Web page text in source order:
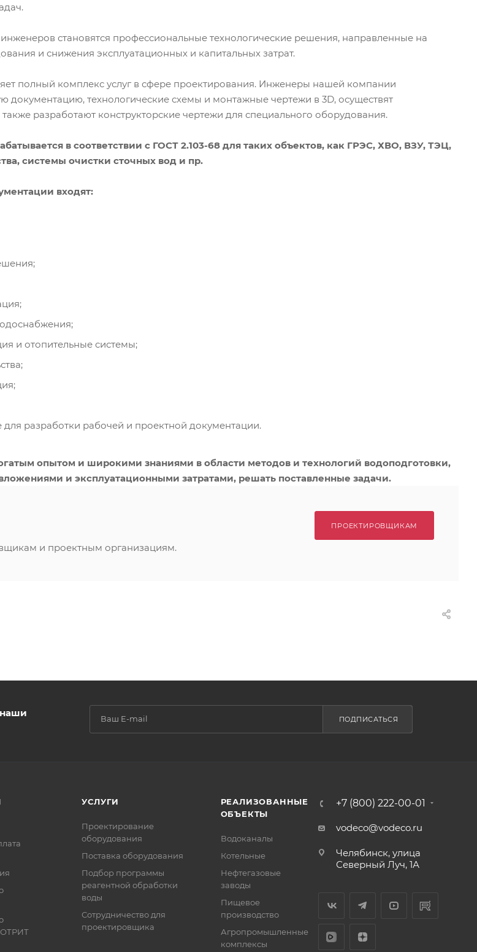
становятся профессиональные технологические решения, направленные на
и снижения эксплуатационных и капитальных затрат.
полный комплекс услуг в сфере проектирования. Инженеры нашей компании
документацию, технологические схемы и монтажные чертежи в 3D, осуществят
разработают конструкторские чертежи для специального оборудования.
в соответствии с ГОСТ 2.103-68 для таких объектов, как ГРЭС, ХВО, ВЗУ, ТЭЦ,
системы очистки сточных вод и пр.
входят:
и отопительные системы;
разработки рабочей и проектной документации.
опытом и широкими знаниями в области методов и технологий водоподготовки,
и эксплу­атационными затратами, решать поставленные задачи.
и проектным организациям.
ПРОЕКТИРОВЩИКАМ
ПОДПИСАТЬСЯ
УСЛУГИ
Проектирование
оборудования
Поставка оборудования
Подбор программы
реагентной обработки
воды
Сотрудничество для
проектировщика
РЕАЛИЗОВАННЫЕ
ОБЪЕКТЫ
Водоканалы
Котельные
Нефтегазовые
заводы
Пищевое
производство
Агропромышленные
комплексы
+7 (800) 222-00-01
vodeco@vodeco.ru
Челябинск, улица
Северный Луч, 1А